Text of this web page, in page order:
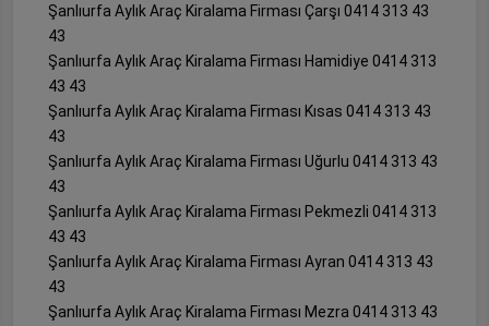
Şanlıurfa Aylık Araç Kiralama Firması Çarşı 0414 313 43
43
Şanlıurfa Aylık Araç Kiralama Firması Hamidiye 0414 313
43 43
Şanlıurfa Aylık Araç Kiralama Firması Kısas 0414 313 43
43
Şanlıurfa Aylık Araç Kiralama Firması Uğurlu 0414 313 43
43
Şanlıurfa Aylık Araç Kiralama Firması Pekmezli 0414 313
43 43
Şanlıurfa Aylık Araç Kiralama Firması Ayran 0414 313 43
43
Şanlıurfa Aylık Araç Kiralama Firması Mezra 0414 313 43